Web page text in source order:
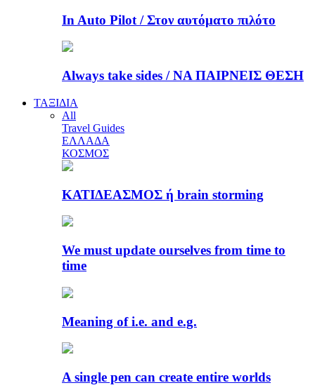
In Auto Pilot / Στον αυτόματο πιλότο
Always take sides / ΝΑ ΠΑΙΡΝΕΙΣ ΘΕΣΗ
ΤΑΞΙΔΙΑ
All
Travel Guides
ΕΛΛΑΔΑ
ΚΟΣΜΟΣ
ΚΑΤΙΔΕΑΣΜΟΣ ή brain storming
We must update ourselves from time to
time
Meaning of i.e. and e.g.
A single pen can create entire worlds